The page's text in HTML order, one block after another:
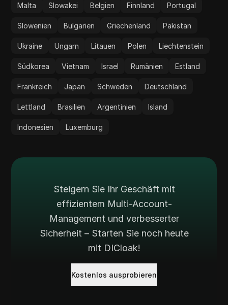
Malta Slowakei Belgien Finnland Portugal
Slowenien Bulgarien Griechenland Pakistan
Ukraine Ungarn Litauen Polen Liechtenstein
Südkorea Vietnam Israel Rumänien Estland
Frankreich Japan Schweden Deutschland
Lettland Brasilien Argentinien Island
Indonesien Luxemburg
Steigern Sie Ihr Geschäft mit
effizientem Multi-Account-
Management und verbesserter
Sicherheit – Starten Sie noch heute
mit DICloak!
Kostenlos ausprobieren